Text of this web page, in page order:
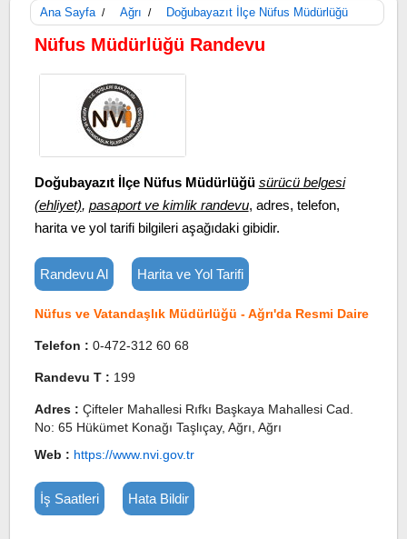
Ana Sayfa / Ağrı / Doğubayazıt İlçe Nüfus Müdürlüğü
Nüfus Müdürlüğü Randevu
Doğubayazıt İlçe Nüfus Müdürlüğü sürücü belgesi
(ehliyet), pasaport ve kimlik randevu, adres, telefon,
harita ve yol tarifi bilgileri aşağıdaki gibidir.
Randevu Al Harita ve Yol Tarifi
Nüfus ve Vatandaşlık Müdürlüğü - Ağrı'da Resmi Daire
Telefon : 0-472-312 60 68
Randevu T : 199
Adres : Çifteler Mahallesi Rıfkı Başkaya Mahallesi Cad.
No: 65 Hükümet Konağı Taşlıçay, Ağrı, Ağrı
Web : https://www.nvi.gov.tr
İş Saatleri Hata Bildir